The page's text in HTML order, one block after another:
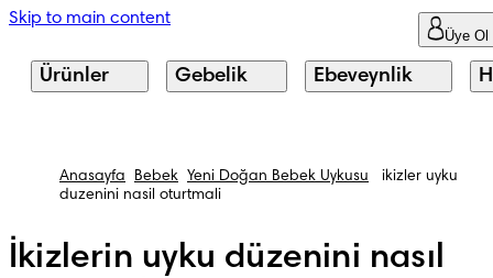
Skip to main content
Üye Ol
Ürünler Gebelik Ebeveynlik
Anasayfa Bebek Yeni Doğan Bebek Uykusu
ikizler uyku
duzenini nasil oturtmali
İkizlerin uyku düzenini nasıl